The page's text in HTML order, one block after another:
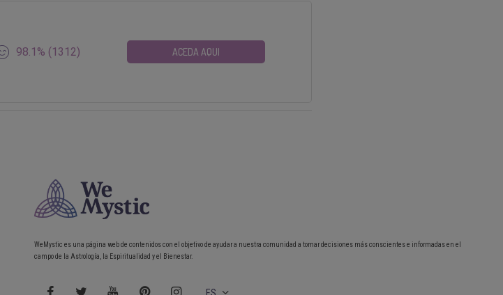
98.1% (1312) ACEDA AQUI
WeMystic es una página web de contenidos con el objetivo de ayudar a nuestra comunidad a tomar decisiones más conscientes e informadas en el
campo de la Astrología, la Espiritualidad y el Bienestar.